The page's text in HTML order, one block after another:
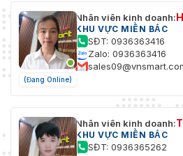
(Đang Online)
Nhân viên kinh doanh:
KHU VỰC MIỀN BẮC
SĐT: 0936363416
Zalo: 0936363416
Nhân viên kinh doanh:
KHU VỰC MIỀN BẮC
SĐT: 0936365262